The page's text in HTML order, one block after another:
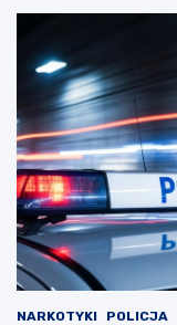
NARKOTYKI POLICJA